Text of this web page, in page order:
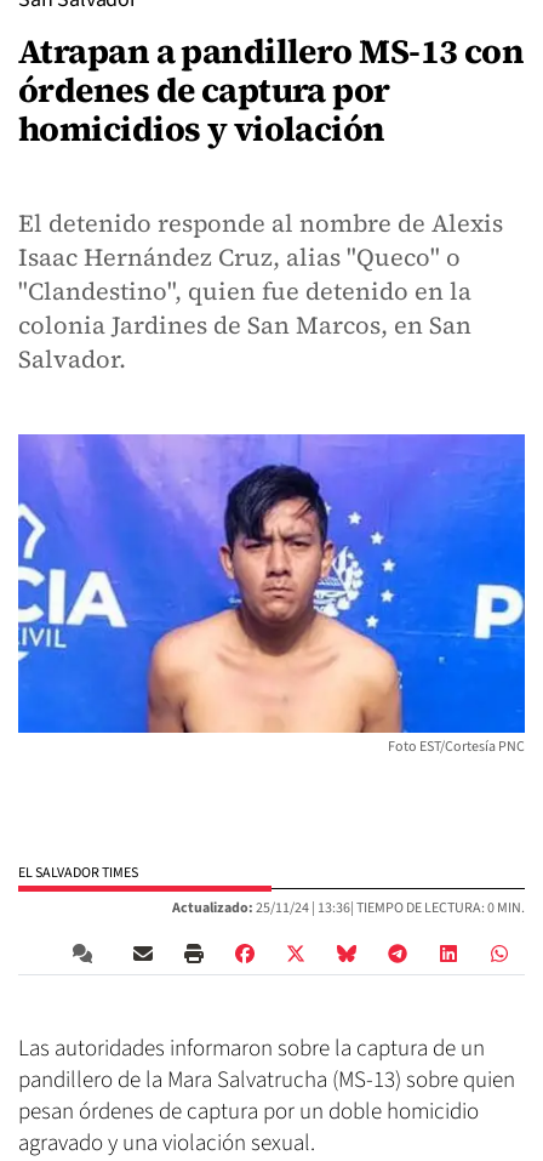
Atrapan a pandillero MS-13 con
órdenes de captura por
homicidios y violación
El detenido responde al nombre de Alexis
Isaac Hernández Cruz, alias "Queco" o
"Clandestino", quien fue detenido en la
colonia Jardines de San Marcos, en San
Salvador.
Foto EST/Cortesía PNC
EL SALVADOR TIMES
Actualizado:25/11/24 | 13:36| TIEMPO DE LECTURA: 0 MIN.
Las autoridades informaron sobre la captura de un
pandillero de la Mara Salvatrucha (MS-13) sobre quien
pesan órdenes de captura por un doble homicidio
agravado y una violación sexual.